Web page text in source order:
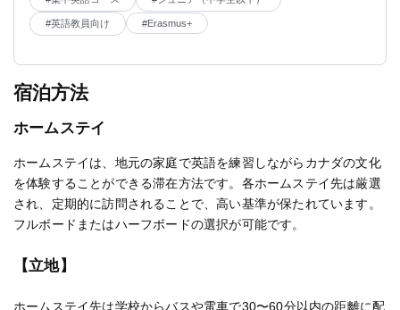
#英語教員向け #Erasmus+
宿泊方法
ホームステイ
ホームステイは、地元の家庭で英語を練習しながらカナダの文化
を体験することができる滞在方法です。各ホームステイ先は厳選
され、定期的に訪問されることで、高い基準が保たれています。
フルボードまたはハーフボードの選択が可能です。
【立地】
ホームステイ先は学校からバスや電車で30〜60分以内の距離に配